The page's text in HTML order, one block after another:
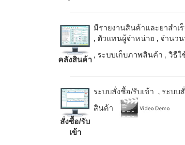
คลังสินค้า
มีรายงานสินค้าและยาสำเ
, ตัวแทนผู้จำหน่าย , จำนว
, ระบบเก็บภาพสินค้า , วิธี
สั่งซื้อ/รับ
เข้า
ระบบสั่งซื้อ/รับเข้า , ระบบ
สินค้า